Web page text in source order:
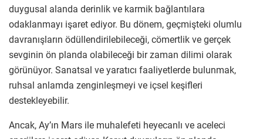
duygusal alanda derinlik ve karmik bağlantılara
odaklanmayı işaret ediyor. Bu dönem, geçmişteki olumlu
davranışların ödüllendirilebileceği, cömertlik ve gerçek
sevginin ön planda olabileceği bir zaman dilimi olarak
görünüyor. Sanatsal ve yaratıcı faaliyetlerde bulunmak,
ruhsal anlamda zenginleşmeyi ve içsel keşifleri
destekleyebilir.
Ancak, Ay’ın Mars ile muhalefeti heyecanlı ve aceleci